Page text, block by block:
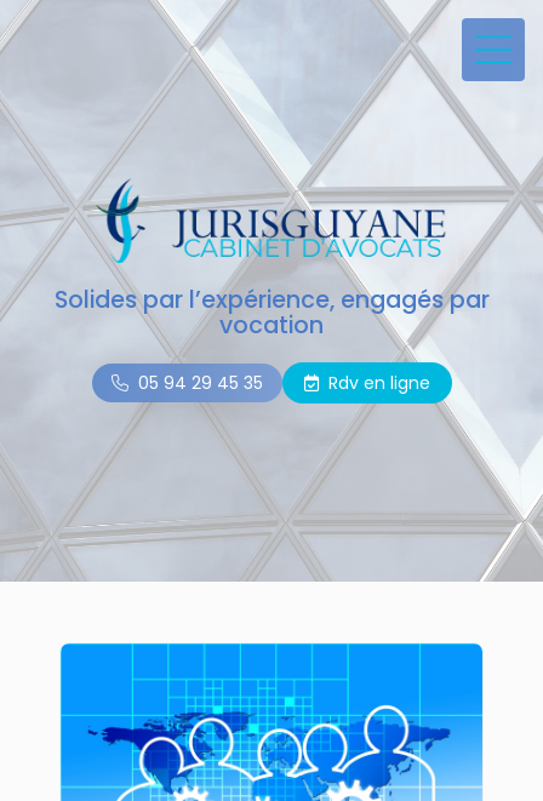
Solides par l’expérience, engagés par
vocation
05 94 29 45 35 Rdv en ligne